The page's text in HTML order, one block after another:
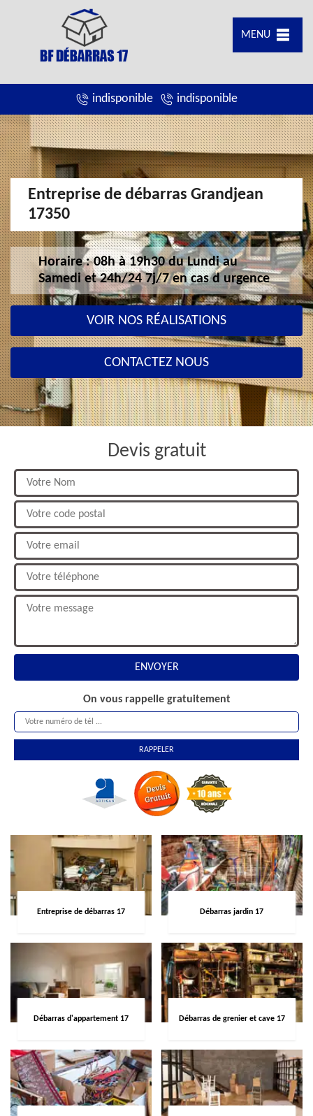
MENU
indisponible indisponible
Entreprise de débarras Grandjean
17350
Horaire : 08h à 19h30 du Lundi au
Samedi et 24h/24 7j/7 en cas d urgence
VOIR NOS RÉALISATIONS
CONTACTEZ NOUS
Devis gratuit
On vous rappelle gratuitement
Entreprise de débarras 17 Débarras jardin 17
Débarras d'appartement 17 Débarras de grenier et cave 17